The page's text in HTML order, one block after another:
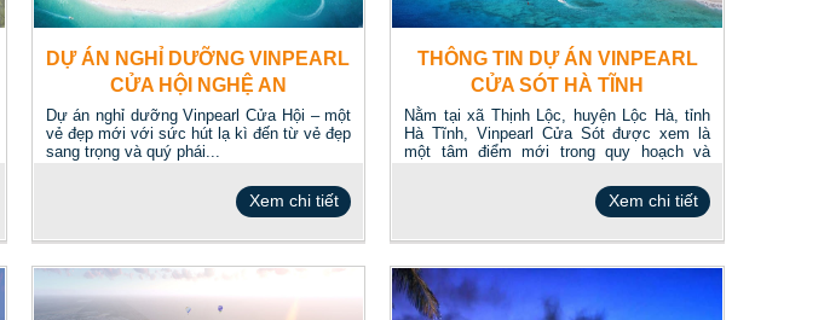
DỰ ÁN NGHỈ DƯỠNG VINPEARL
CỬA HỘI NGHỆ AN
Dự án nghỉ dưỡng Vinpearl Cửa Hội – một
vẻ đẹp mới với sức hút lạ kì đến từ vẻ đẹp
sang trọng và quý phái...
Xem chi tiết
THÔNG TIN DỰ ÁN VINPEARL
CỬA SÓT HÀ TĨNH
Nằm tại xã Thịnh Lộc, huyện Lộc Hà, tỉnh
Hà Tĩnh, Vinpearl Cửa Sót được xem là
một tâm điểm mới trong quy hoạch và
Xem chi tiết